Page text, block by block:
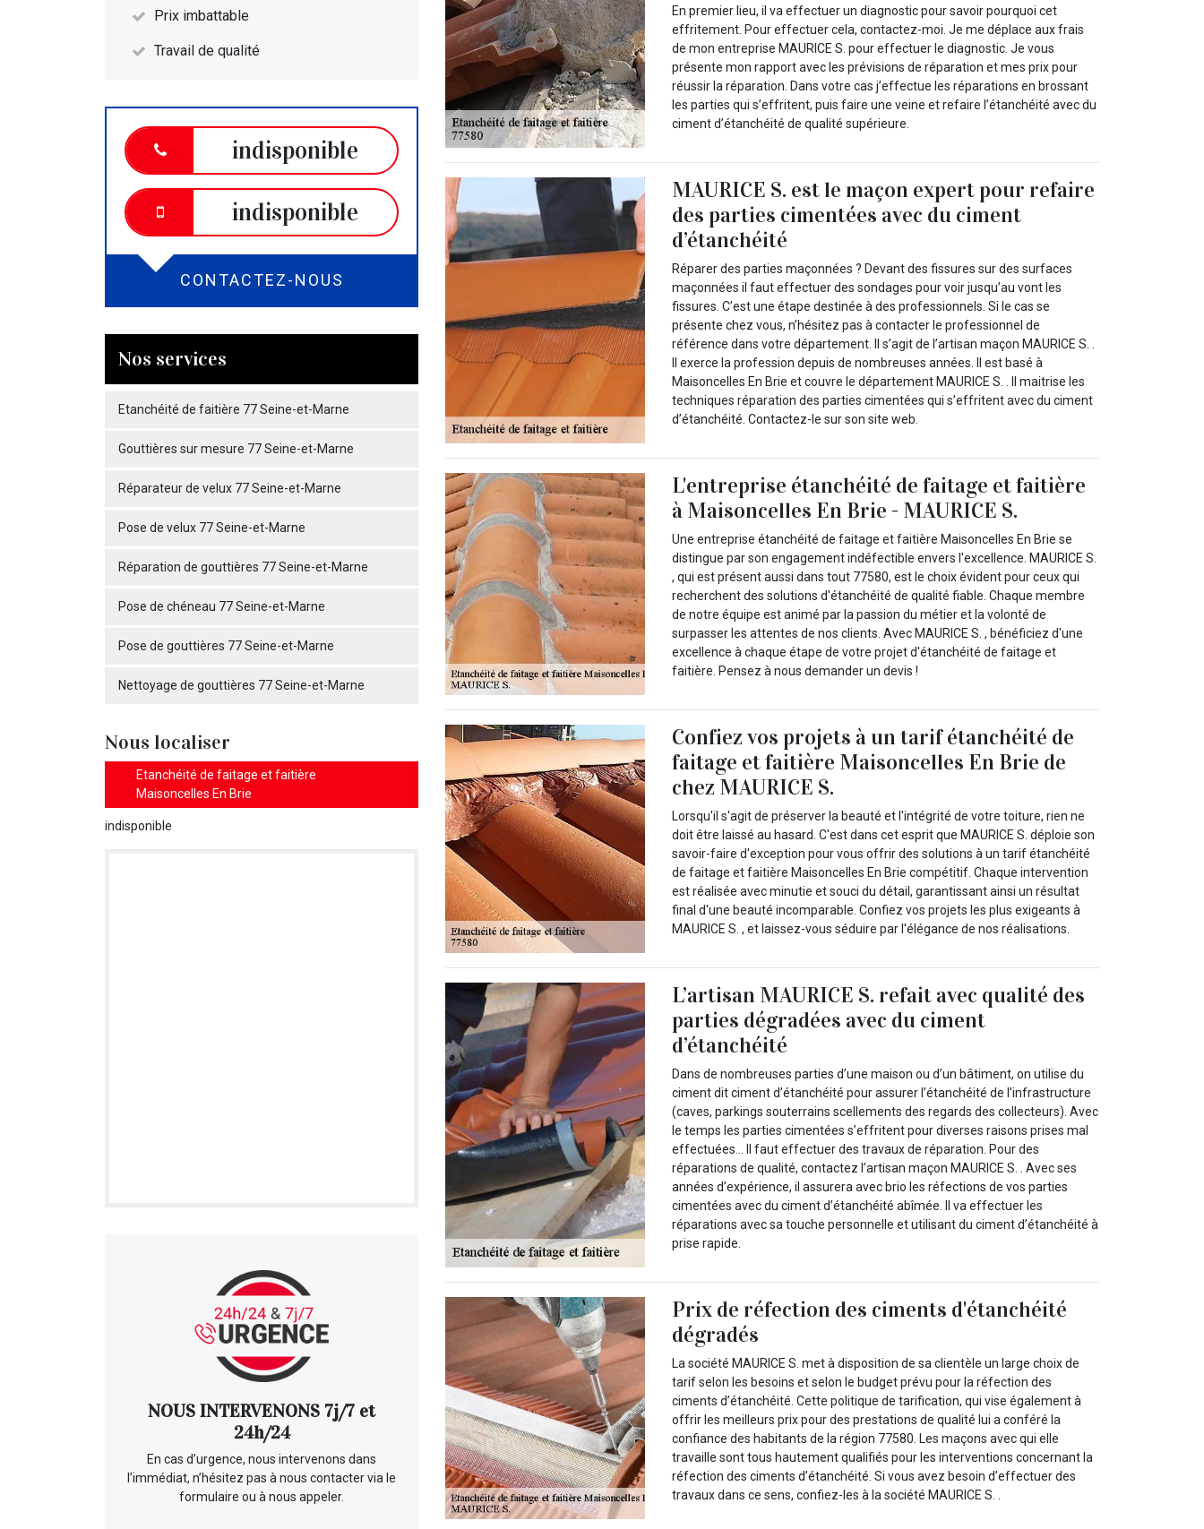
Prix imbattable
Travail de qualité
indisponible
indisponible
CONTACTEZ-NOUS
Nos services
Etanchéité de faitière 77 Seine-et-Marne
Gouttières sur mesure 77 Seine-et-Marne
Réparateur de velux 77 Seine-et-Marne
Pose de velux 77 Seine-et-Marne
Réparation de gouttières 77 Seine-et-Marne
Pose de chéneau 77 Seine-et-Marne
Pose de gouttières 77 Seine-et-Marne
Nettoyage de gouttières 77 Seine-et-Marne
Nous localiser
Etanchéité de faitage et faitière
Maisoncelles En Brie
indisponible
NOUS INTERVENONS 7j/7 et
24h/24
En cas d’urgence, nous intervenons dans
l’immédiat, n’hésitez pas à nous contacter via le
formulaire ou à nous appeler.
En premier lieu, il va effectuer un diagnostic pour savoir pourquoi cet
effritement. Pour effectuer cela, contactez-moi. Je me déplace aux frais
de mon entreprise MAURICE S. pour effectuer le diagnostic. Je vous
présente mon rapport avec les prévisions de réparation et mes prix pour
réussir la réparation. Dans votre cas j’effectue les réparations en brossant
les parties qui s’effritent, puis faire une veine et refaire l’étanchéité avec du
ciment d’étanchéité de qualité supérieure.
MAURICE S. est le maçon expert pour refaire
des parties cimentées avec du ciment
d’étanchéité
Réparer des parties maçonnées ? Devant des fissures sur des surfaces
maçonnées il faut effectuer des sondages pour voir jusqu’au vont les
fissures. C’est une étape destinée à des professionnels. Si le cas se
présente chez vous, n’hésitez pas à contacter le professionnel de
référence dans votre département. Il s’agit de l’artisan maçon MAURICE S. .
Il exerce la profession depuis de nombreuses années. Il est basé à
Maisoncelles En Brie et couvre le département MAURICE S. . Il maitrise les
techniques réparation des parties cimentées qui s’effritent avec du ciment
d’étanchéité. Contactez-le sur son site web.
L'entreprise étanchéité de faitage et faitière
à Maisoncelles En Brie - MAURICE S.
Une entreprise étanchéité de faitage et faitière Maisoncelles En Brie se
distingue par son engagement indéfectible envers l'excellence. MAURICE S.
, qui est présent aussi dans tout 77580, est le choix évident pour ceux qui
recherchent des solutions d'étanchéité de qualité fiable. Chaque membre
de notre équipe est animé par la passion du métier et la volonté de
surpasser les attentes de nos clients. Avec MAURICE S. , bénéficiez d'une
excellence à chaque étape de votre projet d'étanchéité de faitage et
faitière. Pensez à nous demander un devis !
Confiez vos projets à un tarif étanchéité de
faitage et faitière Maisoncelles En Brie de
chez MAURICE S.
Lorsqu'il s'agit de préserver la beauté et l'intégrité de votre toiture, rien ne
doit être laissé au hasard. C'est dans cet esprit que MAURICE S. déploie son
savoir-faire d'exception pour vous offrir des solutions à un tarif étanchéité
de faitage et faitière Maisoncelles En Brie compétitif. Chaque intervention
est réalisée avec minutie et souci du détail, garantissant ainsi un résultat
final d'une beauté incomparable. Confiez vos projets les plus exigeants à
MAURICE S. , et laissez-vous séduire par l'élégance de nos réalisations.
L’artisan MAURICE S. refait avec qualité des
parties dégradées avec du ciment
d’étanchéité
Dans de nombreuses parties d’une maison ou d’un bâtiment, on utilise du
ciment dit ciment d’étanchéité pour assurer l’étanchéité de l’infrastructure
(caves, parkings souterrains scellements des regards des collecteurs). Avec
le temps les parties cimentées s’effritent pour diverses raisons prises mal
effectuées… Il faut effectuer des travaux de réparation. Pour des
réparations de qualité, contactez l’artisan maçon MAURICE S. . Avec ses
années d’expérience, il assurera avec brio les réfections de vos parties
cimentées avec du ciment d’étanchéité abîmée. Il va effectuer les
réparations avec sa touche personnelle et utilisant du ciment d’étanchéité à
prise rapide.
Prix de réfection des ciments d'étanchéité
dégradés
La société MAURICE S. met à disposition de sa clientèle un large choix de
tarif selon les besoins et selon le budget prévu pour la réfection des
ciments d’étanchéité. Cette politique de tarification, qui vise également à
offrir les meilleurs prix pour des prestations de qualité lui a conféré la
confiance des habitants de la région 77580. Les maçons avec qui elle
travaille sont tous hautement qualifiés pour les interventions concernant la
réfection des ciments d’étanchéité. Si vous avez besoin d’effectuer des
travaux dans ce sens, confiez-les à la société MAURICE S. .